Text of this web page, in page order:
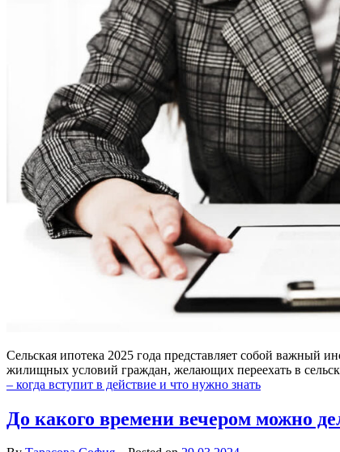
Сельская ипотека 2025 года представляет собой важный
жилищных условий граждан, желающих переехать в
– когда вступит в действие и что нужно знать
До какого времени вечером можно